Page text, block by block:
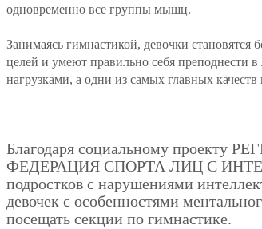
одновременно все группы мышц.
Занимаясь гимнастикой, девочки
целей и умеют правильно себя преподнести
нагрузками, а одни из самых главных
Благодаря социальному
ФЕДЕРАЦИЯ СПОРТА ЛИЦ С
подростков с нарушениями
девочек с особенностями
посещать секции по гимнастике.